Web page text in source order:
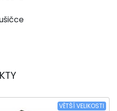
VĚTŠÍ VELIKOSTI